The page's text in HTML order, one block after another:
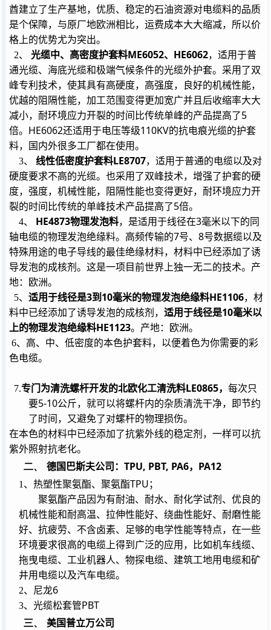
酋建立了生产基地，优质、稳定的石油资源对电缆料的品质
是个保障，与原厂地欧洲相比，运费成本大大缩减，所以价
格上的优势尤为突出。
2、 光缆中、高密度护套料ME6052、 HE6062，适用于普
通光缆、海底光缆和极端气候条件的光缆外护套。采用了双
峰专利技术，使其具有高硬度，高强度，良好的机械性能，
优越的阻隔性能，加工范围变得更加宽广并且后收缩率大大
减小，耐环境应力开裂的时间比传统单峰的产品提高了5
倍。 HE6062还适用于电压等级110KV的抗电痕光缆的护套
料，国内外很多工厂都在使用。
3、 线性低密度护套料LE8707，适用于普通的电缆以及对
硬度要求不高的光缆。也采用了双峰技术，增强了护套的硬
度，强度，机械性能，阻隔性能也变得更好，耐环境应力开
裂的时间比传统的单峰技术产品提高了5倍。
4、 HE4873物理发泡料，是适用于线径在3毫米以下的同
轴电缆的物理发泡绝缘料。高频传输的7号、 8号数据缆以及
特殊用途的电子导线的最佳绝缘材料，材料中已经添加了诱
导发泡的成核剂。这是一项目前世界上独一无二的技术。产
地：欧洲。
5、 适用于线径是3到10毫米的物理发泡绝缘料HE1106，材
料中已经添加了诱导发泡的成核剂， 适用于线径是10毫米以
上的物理发泡绝缘料HE1123。产地：欧洲。
6、高、中、低密度的本色护套料，以便着色为你需要的彩
色电缆。
7.专门为清洗螺杆开发的北欧化工清洗料LE0865， 每次只
要5-10公斤，就可以将螺杆内的杂质清洗干净，即节约
了时间，又避免了对螺杆的物理损伤。
在本色的材料中已经添加了抗紫外线的稳定剂，一样可以抗
紫外照射抗老化。
二、 德国巴斯夫公司： TPU, PBT, PA6， PA12
1 、热塑性聚氨酯、聚氨酯TPU ；
聚氨酯产品因为有耐油、耐水、耐化学试剂、优良的
机械性能和耐高温、拉伸性能好、绕曲性能好、耐磨性能
好、抗疲劳、不含卤素、足够的电学性能等特点，在一些
环境要求很高的电缆上得到广泛的应用，比如机车线缆、
拖曳电缆、工业机器人、物探电缆、建筑工地用电缆和矿
井用电缆以及汽车电缆。
2、尼龙6
3、光缆松套管PBT
三、
美国普立万公司